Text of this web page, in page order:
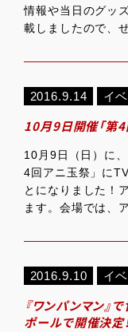
情報や当日のグッ
載しましたので、
2016.9.14 イ
10月9日開催「第4
10月9日（日）に
4回アニ玉祭」に
とになりました！
ます。会場では、
2016.9.10 イ
『ワンパンマン』
ポールで開催決定